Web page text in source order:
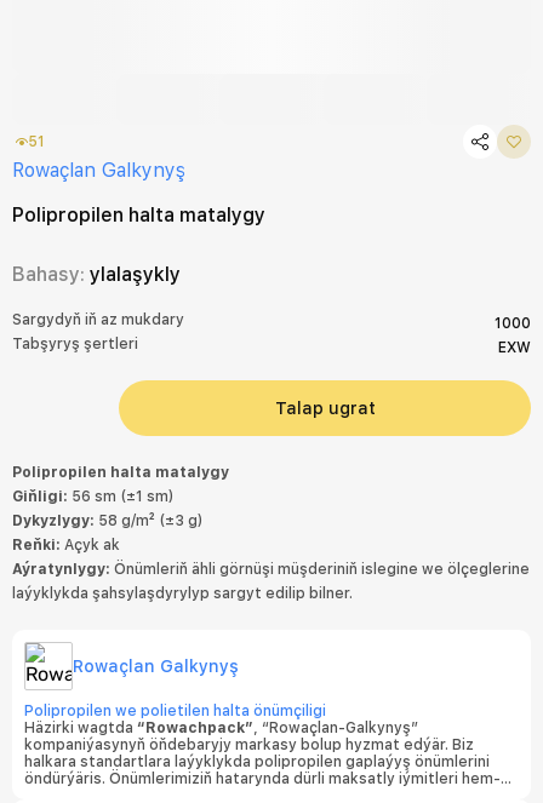
Rowaçlan Galkynyş
51
Polipropilen halta matalygy
Bahasy: ylalaşykly
Sargydyň iň az mukdary
1000
Tabşyryş şertleri
EXW
Talap ugrat
Polipropilen halta matalygy
Giňligi: 56 sm (±1 sm)
Dykyzlygy: 58 g/m² (±3 g)
Reňki: Açyk ak
Aýratynlygy: Önümleriň ähli görnüşi müşderiniň islegine we ölçeglerine
laýyklykda şahsylaşdyrylyp sargyt edilip bilner.
Rowaçlan Galkynyş
Polipropilen we polietilen halta önümçiligi
Häzirki wagtda “Rowachpack”, “Rowaçlan-Galkynyş”
kompaniýasynyň öňdebaryjy markasy bolup hyzmat edýär. Biz
halkara standartlara laýyklykda polipropilen gaplaýyş önümlerini
öndürýäris. Önümlerimiziň hatarynda dürli maksatly iýmitleri hem-